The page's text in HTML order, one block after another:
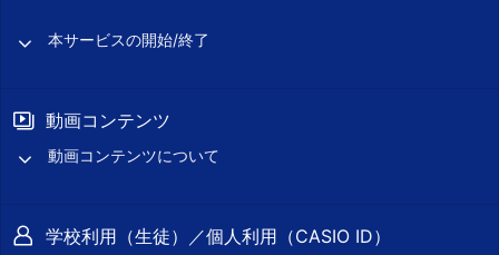
本サービスの開始/終了
動画コンテンツ
動画コンテンツについて
学校利用（生徒）／個人利用（CASIO ID）